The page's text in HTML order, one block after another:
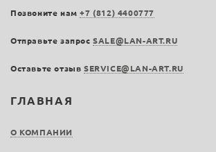
ГЛАВНАЯ
О КОМПАНИИ
Позвоните нам+7 (812) 4400777
Отправьте запросSALE@LAN-ART.RU
Оставьте отзыв SERVICE@LAN-ART.RU